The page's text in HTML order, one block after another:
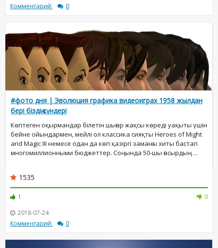
Комментарий:
0
#фото дня | Эволюция графика видеоиграх 1958 жылдан
бері біздің күндері
Көптеген оқырмандар білетін шығар жақсы көреді уақыты үшін
бейне ойындармен, мейлі ол классика сияқты Heroes of Might
and Magic III немесе одан да көп қазіргі заманғы хиты бастап
многомиллионными бюджеттер. Соңында 50-шы ғасырдың ...
1535
1
0
2018-07-24
Комментарий:
0